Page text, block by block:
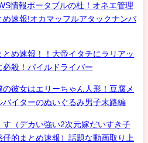
情報ポータブルの杜！オネエ管理
め速報!オカマッフルアタックナンバ
め速報！！大帝イタチにラリアッ
必殺！パイルドライバー
彼女はエリーちゃん人形！豆腐メ
イターのぬいぐるみ男子末路編
（デカい強い2次元嫁だいすき子
的まとめ速報）話題な動画取り上